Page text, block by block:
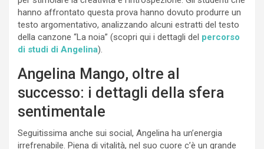
hanno affrontato questa prova hanno dovuto produrre un
testo argomentativo, analizzando alcuni estratti del testo
della canzone “La noia” (scopri qui i dettagli del percorso
di studi di Angelina).
Angelina Mango, oltre al
successo: i dettagli della sfera
sentimentale
Seguitissima anche sui social, Angelina ha un’energia
irrefrenabile. Piena di vitalità, nel suo cuore c’è un grande